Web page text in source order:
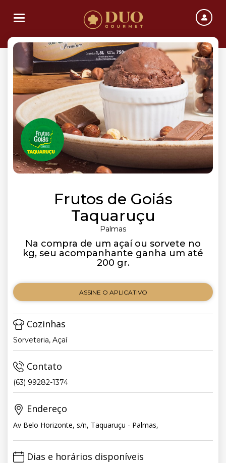
Toggle navigation
Frutos de Goiás
Taquaruçu
Palmas
Na compra de um açaí ou sorvete no
kg, seu acompanhante ganha um até
200 gr.
ASSINE O APLICATIVO
Cozinhas
Sorveteria, Açaí
Contato
(63) 99282-1374
Endereço
Av Belo Horizonte, s/n, Taquaruçu - Palmas,
Dias e horários disponíveis